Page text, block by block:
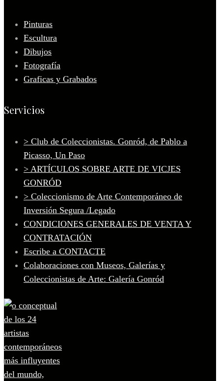
Pinturas
Escultura
Dibujos
Fotografía
Graficas y Grabados
Servicios
> Club de Coleccionistas. Gonród, de Pablo a
Picasso, Un Paso
> ARTÍCULOS SOBRE ARTE DE VICJES
GONRÓD
> Coleccionismo de Arte Contemporáneo de
Inversión Segura /Legado
CONDICIONES GENERALES DE VENTA Y
CONTRATACIÓN
Escribe a CONTACTE
Colaboraciones con Museos, Galerías y
Coleccionistas de Arte: Galería Gonród